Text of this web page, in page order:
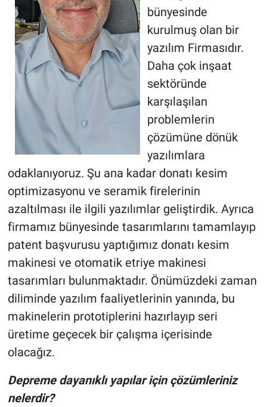
bünyesinde
kurulmuş olan bir
yazılım Firmasıdır.
Daha çok inşaat
sektöründe
karşılaşılan
problemlerin
çözümüne dönük
yazılımlara
odaklanıyoruz. Şu ana kadar donatı kesim
optimizasyonu ve seramik firelerinin
azaltılması ile ilgili yazılımlar geliştirdik. Ayrıca
firmamız bünyesinde tasarımlarını tamamlayıp
patent başvurusu yaptığımız donatı kesim
makinesi ve otomatik etriye makinesi
tasarımları bulunmaktadır. Önümüzdeki zaman
diliminde yazılım faaliyetlerinin yanında, bu
makinelerin prototiplerini hazırlayıp seri
üretime geçecek bir çalışma içerisinde
olacağız.
Depreme dayanıklı yapılar için çözümleriniz
nelerdir?